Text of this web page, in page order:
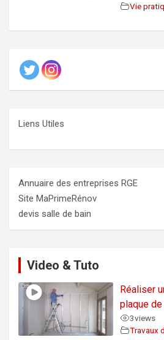
Vie
Liens Utiles
Annuaire des entreprises RGE
Site MaPrimeRénov
devis salle de bain
Video & Tuto
Réaliser
plaque
3views
Travaux